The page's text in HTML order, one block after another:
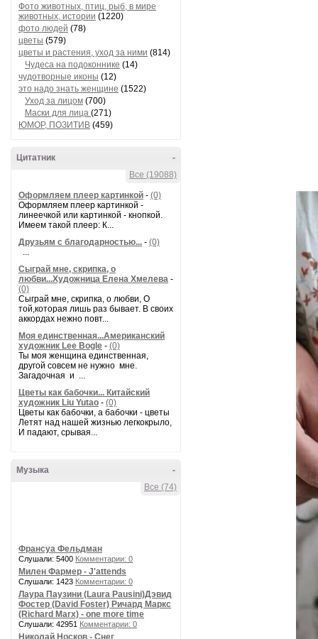
Фото животных, птиц, рыб, в мире
животных, истории (1220)
фото людей (78)
цветы (579)
цветы и растения, уход за ними (814)
Чудеса на подоконнике (14)
чудотворные иконы (12)
это надо знать женщине (1522)
Уход за лицом (700)
Маски для лица (271)
ЮМОР, ПОЗИТИВ (459)
-
Цитатник
Все (19088)
Оформляем плеер картинкой - (0)
Оформляем плеер картинкой -
линеечкой или картинкой - кнопкой.
Имеем такой плеер: К...
Друзьям с благодарностью... - (0)
...
Сыграй мне, скрипка, о
любви...Художница Елена Хмелева -
(0)
Сыграй мне, скрипка, о любви, О
той,которая лишь раз бывает. В своих
аккордах нежно повт...
Моя единственная...Американский
художник Lee Bogle - (0)
Ты моя женщина единственная,
другой совсем не нужно мне.
Загадочная и ...
Цветы как бабочки... Китайский
художник Liu Yutao - (0)
Цветы как бабочки, а бабочки - цветы
Летят над нашей жизнью легкокрыло,
И падают, срывая...
-
Музыка
Все (74)
Франсуа Фельдман
Слушали: 5400 Комментарии: 0
Милен Фармер - J'attends
Слушали: 1423 Комментарии: 0
Лаура Паузини (Laura Pausini)Дэвид
Фостер (David Foster) Ричард Маркс
(Richard Marx) - one more time
Слушали: 42951 Комментарии: 0
Николай Носков - Снег